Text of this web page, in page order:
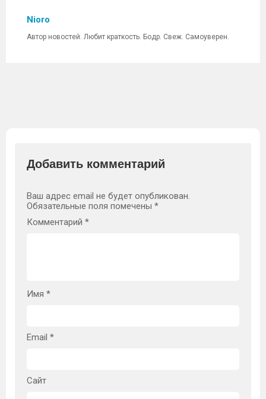
Nioro
Автор новостей. Любит краткость. Бодр. Свеж. Самоуверен.
Добавить комментарий
Ваш адрес email не будет опубликован.
Обязательные поля помечены *
Комментарий *
Имя *
Email *
Сайт